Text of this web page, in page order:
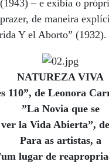
– e exibia o
de maneira
Y el Aborto” (1932).
NATUREZA VIVA
110”, de Leonora
”La Novia que se
la Vida Abierta”,
Para as artistas, a
lugar de